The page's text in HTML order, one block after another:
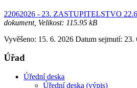
22062026 - 23. ZASTUPITELSTVO
dokument, Velikost: 115.95 kB
Vyvěšeno: 15. 6. 2026 Datum sejmutí: 23.
Úřad
Úřední deska
Úřední deska (výpis)